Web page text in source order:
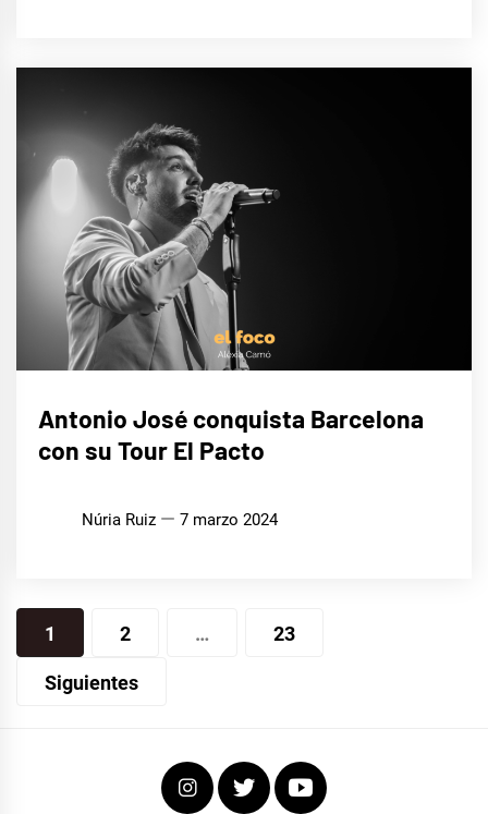
Antonio José conquista Barcelona
con su Tour El Pacto
Núria Ruiz 7 marzo 2024
Navegación
de
entradas
1 2 … 23
Siguientes
InstagramTwitterYoutube